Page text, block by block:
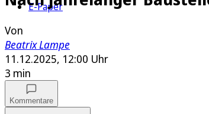
E-Paper
Von
Beatrix Lampe
11.12.2025, 12:00 Uhr
3 min
Kommentare